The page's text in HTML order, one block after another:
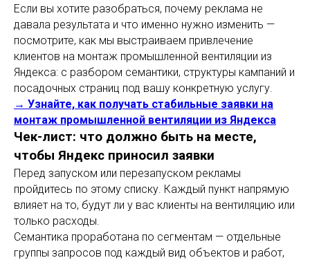
Если вы хотите разобраться, почему реклама не
давала результата и что именно нужно изменить —
посмотрите, как мы выстраиваем привлечение
клиентов на монтаж промышленной вентиляции из
Яндекса: с разбором семантики, структуры кампаний и
посадочных страниц под вашу конкретную услугу.
→ Узнайте, как получать стабильные заявки на
монтаж промышленной вентиляции из Яндекса
Чек-лист: что должно быть на месте,
чтобы Яндекс приносил заявки
Перед запуском или перезапуском рекламы
пройдитесь по этому списку. Каждый пункт напрямую
влияет на то, будут ли у вас клиенты на вентиляцию или
только расходы.
Семантика проработана по сегментам — отдельные
группы запросов под каждый вид объектов и работ,